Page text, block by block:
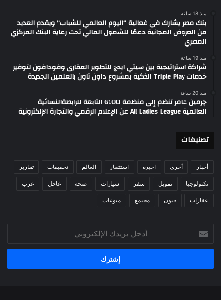
منذ 18 ساعة
بنك مصر يشارك في فعالية “اليوم العالمي للشباب” ويقدم العديد
من العروض المجانية دعمًا للشمول المالي تحت رعاية البنك المركزي
المصري
منذ 19 ساعة
شراكة استراتيجية بين سيتي ايدج للتطوير العقارى وفودافون لتوفير
خدمات Triple Play الذكية بمشروع داون تاون بالعلمين الجديدة
منذ 20 ساعة
چرمين عامر تنضم إلى منظمة G100 التابعة للرابطةالنسائية
العالمية All Ladies League عن الإعلام الرقمي والتجارة الإلكترونية
تصنيغات
أخبار أخري اخيره استثمار العالم تحقيقات تقارير
تكنولوجيا تمويل سفر سيارات صحة عاجل عرب
عقارات فنون مجتمع منوعات
بريدك
الإلكتروني